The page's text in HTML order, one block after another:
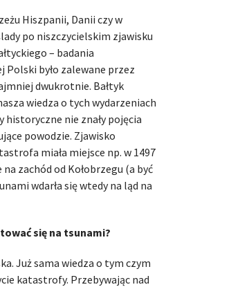
Hiszpanii, Danii czy w
po niszczycielskim zjawisku
– badania
Polski było zalewane przez
dwukrotnie. Bałtyk
wiedza o tych wydarzeniach
nie znały pojęcia
powodzie. Zjawisko
miała miejsce np. w 1497
zachód od Kołobrzegu (a być
wdarła się wtedy na ląd na
się na tsunami?
Już sama wiedza o tym czym
katastrofy. Przebywając nad